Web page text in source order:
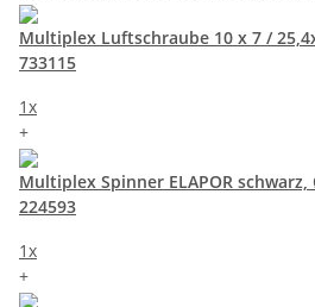
Multiplex Luftschraube 10 x 7 /
733115
1x
+
Multiplex Spinner ELAPOR
224593
1x
+